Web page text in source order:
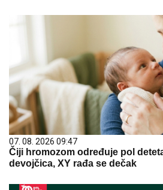
07. 08. 2026 09:47
Čiji hromozom određuje pol
devojčica, XY rađa se dečak